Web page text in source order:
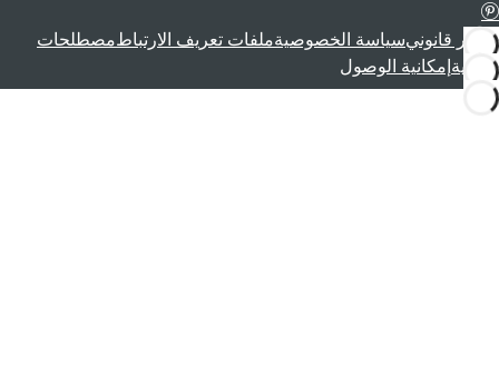
إشعار قانونيسياسة الخصوصيةملفات تعريف الارتباطمصطلحات
قانونية إمكانية الوصول